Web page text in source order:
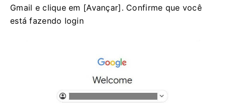
Gmail e clique em [Avançar]. Confirme que você
está fazendo login